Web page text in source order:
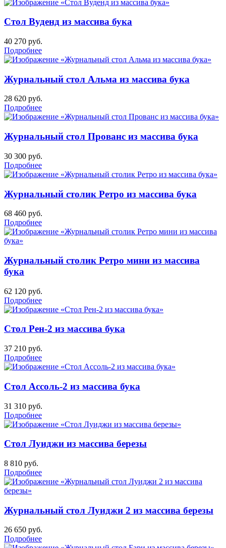
Стол Вуденд из массива бука
40 270 руб.
Подробнее
Журнальный стол Альма из массива бука
28 620 руб.
Подробнее
Журнальный стол Прованс из массива бука
30 300 руб.
Подробнее
Журнальный столик Ретро из массива бука
68 460 руб.
Подробнее
Журнальный столик Ретро мини из массива
бука
62 120 руб.
Подробнее
Стол Рен-2 из массива бука
37 210 руб.
Подробнее
Стол Ассоль-2 из массива бука
31 310 руб.
Подробнее
Стол Луиджи из массива березы
8 810 руб.
Подробнее
Журнальный стол Луиджи 2 из массива березы
26 650 руб.
Подробнее